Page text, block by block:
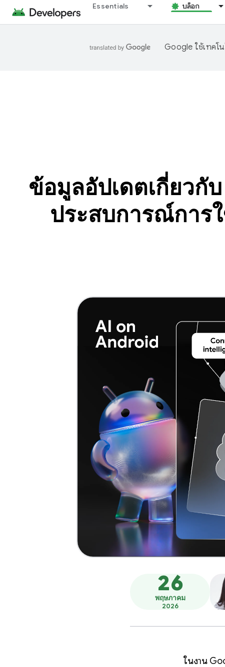
Essentials บล็อก
Google ใช้เทคโ
ข้อมูลอัปเดตเกี่ยว
ประสบการณ์การ
26
พฤษภาคม
2026
ในงาน